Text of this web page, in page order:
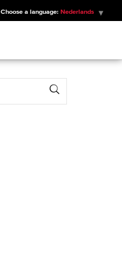
Choose a language: Nederlands